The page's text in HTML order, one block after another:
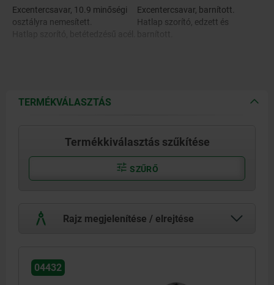
Excentercsavar, 10.9 minőségi
osztályra nemesített.
Excentercsavar, barnított.
Hatlap szorító, edzett és
TERMÉKVÁLASZTÁS
Termékkiválasztás szűkítése
SZŰRŐ
Rajz megjelenítése / elrejtése
04432